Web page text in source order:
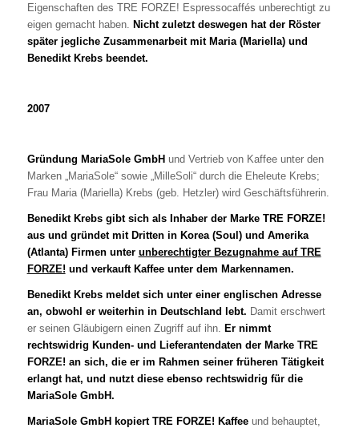
Eigenschaften des TRE FORZE! Espressocaffés unberechtigt zu
eigen gemacht haben. Nicht zuletzt deswegen hat der Röster
später jegliche Zusammenarbeit mit Maria (Mariella) und
Benedikt Krebs beendet.
2007
Gründung MariaSole GmbHund Vertrieb von Kaffee unter den
Marken „MariaSole“ sowie „MilleSoli“ durch die Eheleute Krebs;
Frau Maria (Mariella) Krebs (geb. Hetzler) wird Geschäftsführerin.
Benedikt Krebs gibt sich als Inhaber der Marke TRE FORZE!
aus und gründet mit Dritten in Korea (Soul) und Amerika
(Atlanta) Firmen unter unberechtigter Bezugnahme auf TRE
FORZE! und verkauft Kaffee unter dem Markennamen.
Benedikt Krebs meldet sich unter einer englischen Adresse
an, obwohl er weiterhin in Deutschland lebt. Damit erschwert
er seinen Gläubigern einen Zugriff auf ihn.
Er nimmt
rechtswidrig Kunden- und Lieferantendaten der Marke TRE
FORZE! an sich, die er im Rahmen seiner früheren Tätigkeit
erlangt hat, und nutzt diese ebenso rechtswidrig für die
MariaSole GmbH.
MariaSole GmbH kopiert TRE FORZE! Kaffeeund behauptet,